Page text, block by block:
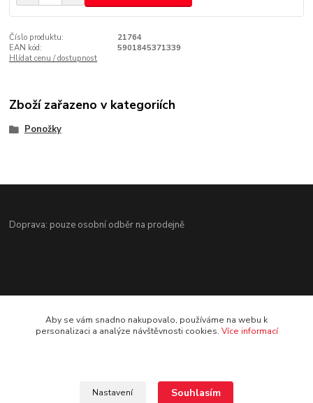
Číslo produktu:
21764
EAN kód:
5901845371339
Hlídat cenu / dostupnost
Zboží zařazeno v kategoriích
Ponožky
Doprava: pouze osobní odběr na prodejně
KontaktAby se vám snadno nakupovalo, používáme na webu k
personalizaci a analýze návštěvnosti cookies. Více informací
Nastavení Souhlasím